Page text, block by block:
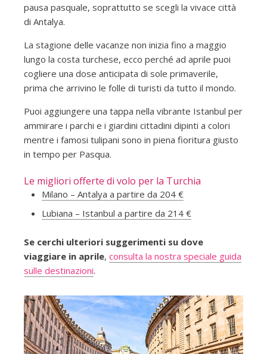
pausa pasquale, soprattutto se scegli la vivace città
di Antalya.
La stagione delle vacanze non inizia fino a maggio
lungo la costa turchese, ecco perché ad aprile puoi
cogliere una dose anticipata di sole primaverile,
prima che arrivino le folle di turisti da tutto il mondo.
Puoi aggiungere una tappa nella vibrante Istanbul per
ammirare i parchi e i giardini cittadini dipinti a colori
mentre i famosi tulipani sono in piena fioritura giusto
in tempo per Pasqua.
Le migliori offerte di volo per la Turchia
Milano – Antalya a partire da 204 €
Lubiana – Istanbul a partire da 214 €
Se cerchi ulteriori suggerimenti su dove
viaggiare in aprile, consulta la nostra speciale guida
sulle destinazioni.